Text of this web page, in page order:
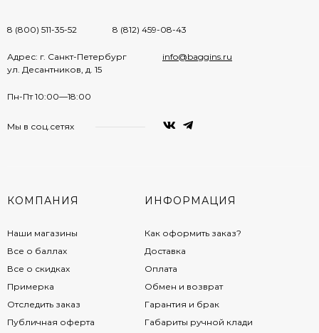
8 (800) 511-35-52 8 (812) 459-08-43
Адрес: г. Санкт-Петербург
ул. Десантников, д. 15
info@baggins.ru
Пн-Пт 10:00—18:00
Мы в соц.сетях
КОМПАНИЯ
Наши магазины
Все о баллах
Все о скидках
Примерка
Отследить заказ
Публичная оферта
ИНФОРМАЦИЯ
Как оформить заказ?
Доставка
Оплата
Обмен и возврат
Гарантия и брак
Габариты ручной клади